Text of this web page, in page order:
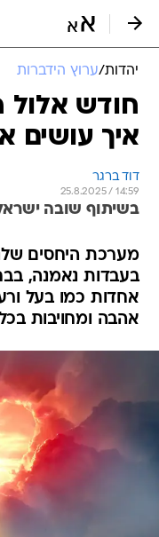
יהדות/ערוץ הידברות
חודש אלול
איך עושים
דוד ברגר
25.8.2025 / 14:59
בשיתוף שובה
מערכת היחסים
בעבדות נאמנה,
אחדות כמו בעל
אהבה ומחויבות